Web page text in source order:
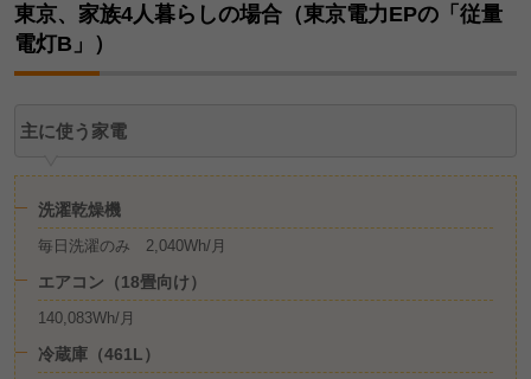
東京、家族4人暮らしの場合（東京電力EPの「従量
電灯B」）
主に使う家電
洗濯乾燥機
毎日洗濯のみ 2,040Wh/月
エアコン（18畳向け）
140,083Wh/月
冷蔵庫（461L）